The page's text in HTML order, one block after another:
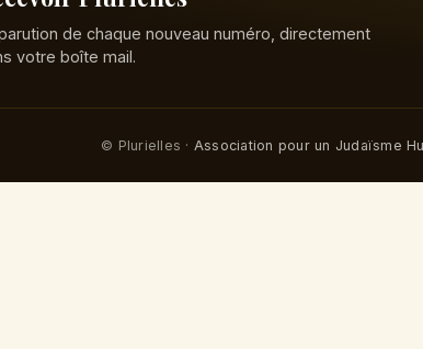
de chaque nouveau numéro, directement
votre boîte mail.
© Plurielles · Association pour un Judaïsme